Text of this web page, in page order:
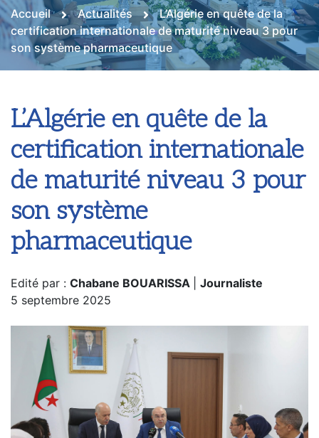
Accueil Actualités
L’Algérie en quête de la
certification internationale de maturité niveau 3 pour
son système pharmaceutique
L’Algérie en quête de la
certification internationale
de maturité niveau 3 pour
son système
pharmaceutique
Edité par : Chabane BOUARISSA
Journaliste
5 septembre 2025